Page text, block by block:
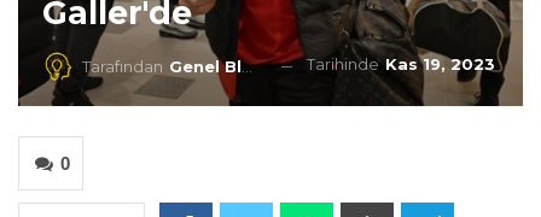
Galler'de
Tarafından Genel Blog TarihindeKas 19, 2023
0